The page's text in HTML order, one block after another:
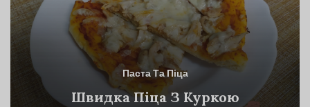
Паста Та Піца
Швидка Піца З Куркою